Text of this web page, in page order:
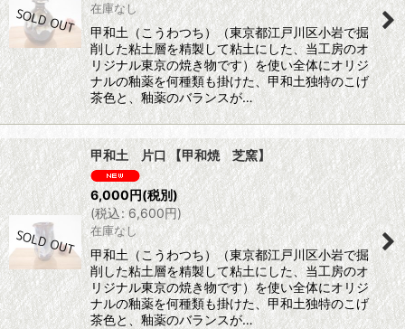
在庫なし
甲和土（こうわつち）（東京都江戸川区小岩で掘
削した粘土層を精製して粘土にした、当工房のオ
リジナル東京の焼き物です）を使い全体にオリジ
ナルの釉薬を何種類も掛けた、甲和土独特のこげ
茶色と、釉薬のバランスが…
甲和土 片口 【甲和焼 芝窯】
6,000円(税別)
(税込: 6,600円)
在庫なし
甲和土（こうわつち）（東京都江戸川区小岩で掘
削した粘土層を精製して粘土にした、当工房のオ
リジナル東京の焼き物です）を使い全体にオリジ
ナルの釉薬を何種類も掛けた、甲和土独特のこげ
茶色と、釉薬のバランスが…